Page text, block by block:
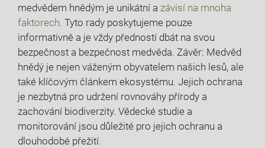
medvědem hnědým je unikátní a závisí na mnoha
faktorech. Tyto rady poskytujeme pouze
informativně a je vždy předností dbát na svou
bezpečnost a bezpečnost medvěda. Závěr: Medvěd
hnědý je nejen váženým obyvatelem našich lesů, ale
také klíčovým článkem ekosystému. Jejich ochrana
je nezbytná pro udržení rovnováhy přírody a
zachování biodiverzity. Vědecké studie a
monitorování jsou důležité pro jejich ochranu a
dlouhodobé přežití.